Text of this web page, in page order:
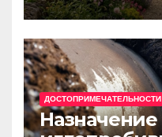
ДОСТОПРИМЕЧАТЕЛЬНОСТИ
Назначение